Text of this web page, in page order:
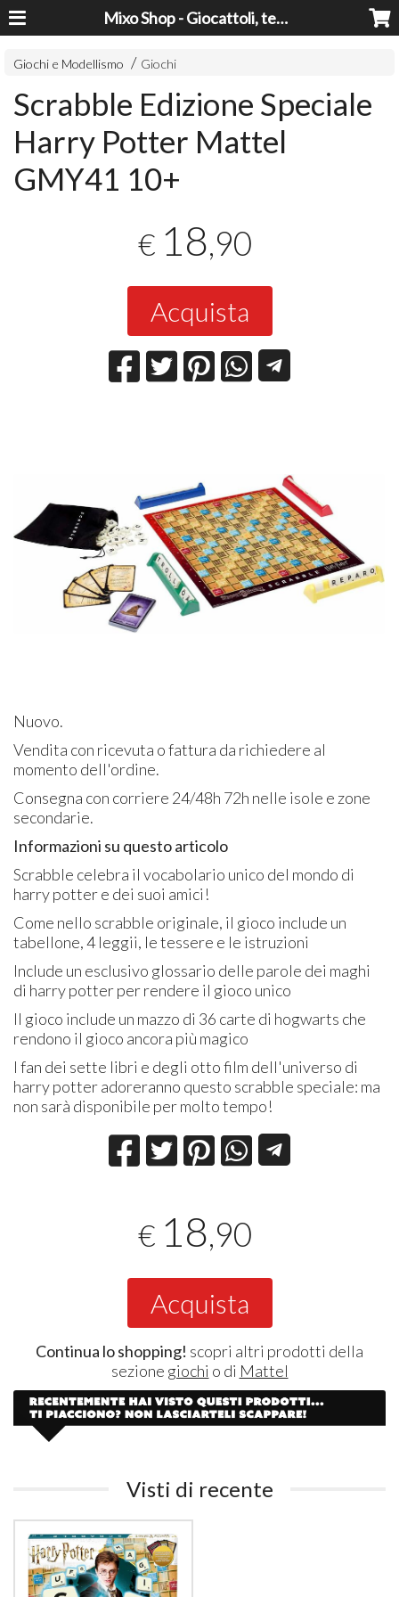
Mixo Shop - Giocattoli, tecnologia, casa e giardino a prezzi super!
Giochi e Modellismo Giochi
Scrabble Edizione Speciale
Harry Potter Mattel
GMY41 10+
€ 18,90
Acquista
Nuovo.
Vendita con ricevuta o fattura da richiedere al
momento dell'ordine.
Consegna con corriere 24/48h 72h nelle isole e zone
secondarie.
Informazioni su questo articolo
Scrabble celebra il vocabolario unico del mondo di
harry potter e dei suoi amici!
Come nello scrabble originale, il gioco include un
tabellone, 4 leggii, le tessere e le istruzioni
Include un esclusivo glossario delle parole dei maghi
di harry potter per rendere il gioco unico
Il gioco include un mazzo di 36 carte di hogwarts che
rendono il gioco ancora più magico
I fan dei sette libri e degli otto film dell'universo di
harry potter adoreranno questo scrabble speciale: ma
non sarà disponibile per molto tempo!
€ 18,90
Acquista
Continua lo shopping! scopri altri prodotti della
sezione giochi o di Mattel
Visti di recente